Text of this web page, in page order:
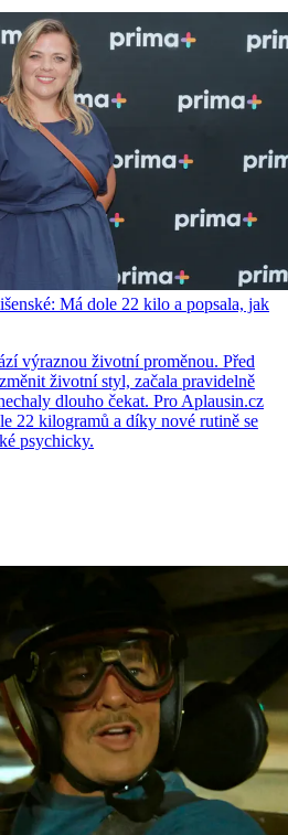
Má dole 22 kilo a popsala, jak
výraznou životní proměnou. Před
životní styl, začala pravidelně
dlouho čekat. Pro Aplausin.cz
22 kilogramů a díky nové rutině se
psychicky.